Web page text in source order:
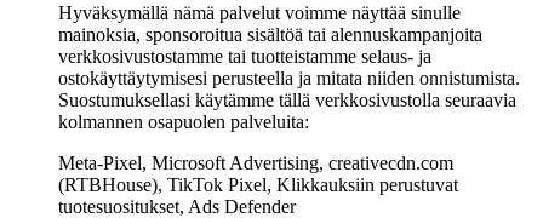
Hyväksymällä nämä palvelut voimme näyttää sinulle
mainoksia, sponsoroitua sisältöä tai alennuskampanjoita
verkkosivustostamme tai tuotteistamme selaus- ja
ostokäyttäytymisesi perusteella ja mitata niiden onnistumista.
Suostumuksellasi käytämme tällä verkkosivustolla seuraavia
kolmannen osapuolen palveluita:
Meta-Pixel, Microsoft Advertising, creativecdn.com
(RTBHouse), TikTok Pixel, Klikkauksiin perustuvat
tuotesuositukset, Ads Defender